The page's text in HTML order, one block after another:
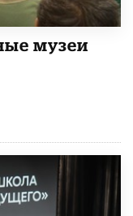
музеи